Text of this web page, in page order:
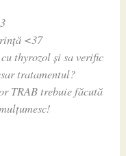
<37
thyrozol și sa verific
tratamentul?
TRAB trebuie făcută